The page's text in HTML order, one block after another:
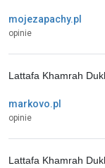
mojezapachy.pl
opinie
markovo.pl
opinie
Lattafa Khamrah
Lattafa Khamrah